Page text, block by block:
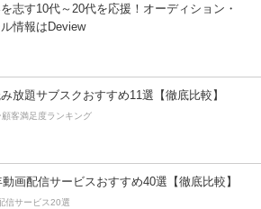
志す10代～20代を応援！オーディション・
情報はDeview
放題サブスクおすすめ11選【徹底比較】
顧客満足度ランキング
画配信サービスおすすめ40選【徹底比較】
信サービス20選